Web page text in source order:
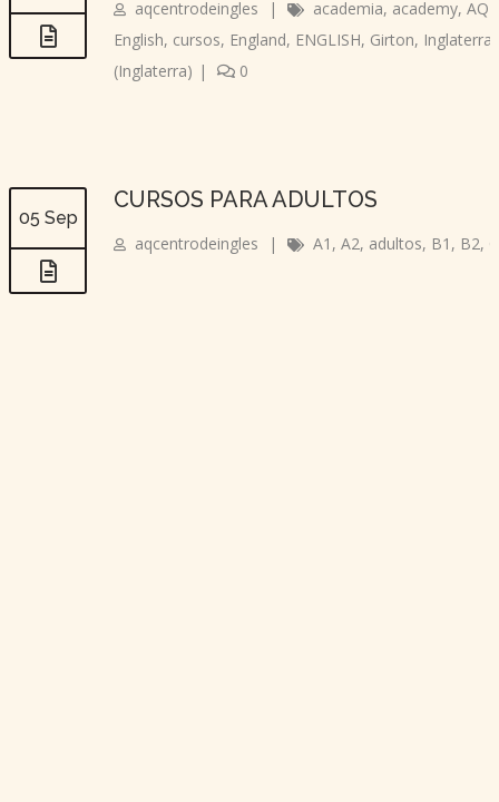
aqcentrodeingles | academia, academy, AQ
English, cursos, England, ENGLISH, Girton, Inglaterra
(Inglaterra) | 0
05 Sep
CURSOS PARA ADULTOS
aqcentrodeingles | A1 , A2, adultos, B1 , B2,